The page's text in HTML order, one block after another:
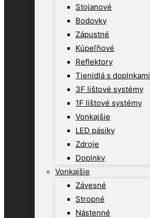
Stojanové
Bodovky
Zápustné
Kúpeľňové
Reflektory
Tienidlá s doplnkami
3F lištové systémy
1F lištové systémy
Vonkajšie
LED pásiky
Zdroje
Doplnky
Vonkajšie
Závesné
Stropné
Nástenné